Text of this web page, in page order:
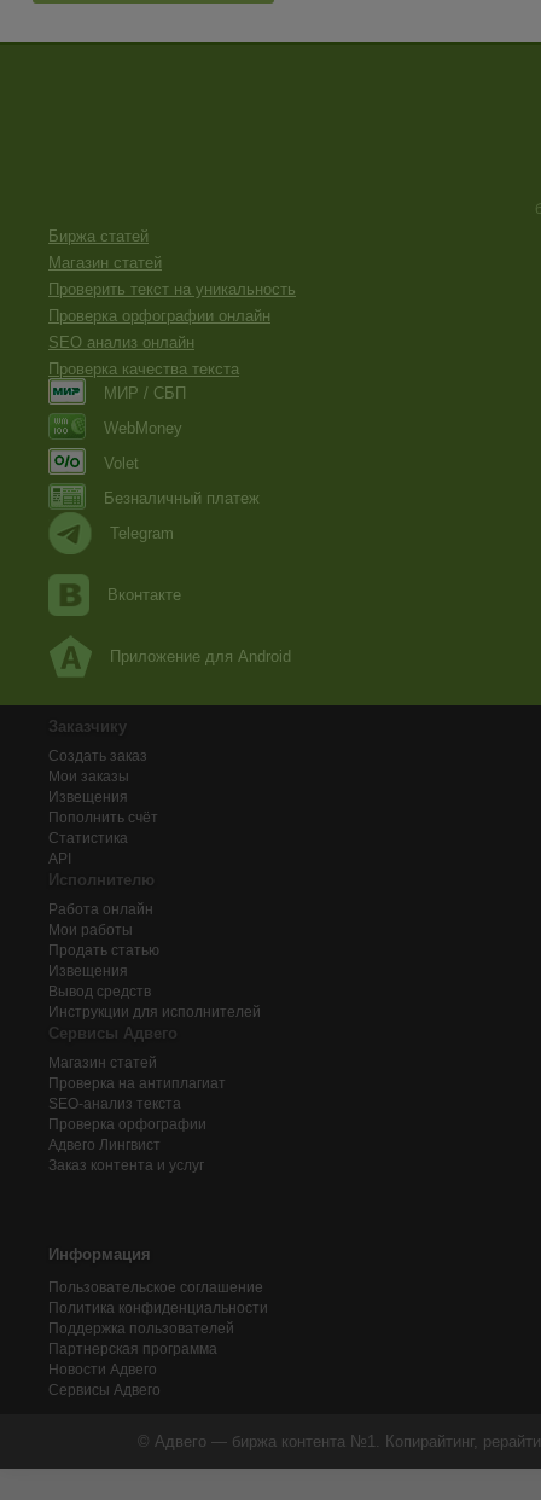
Биржа статей
Магазин статей
Проверить текст на уникальность
Проверка орфографии онлайн
SEO анализ онлайн
Проверка качества текста
МИР / СБП
WebMoney
Volet
Безналичный платеж
Telegram
Вконтакте
Приложение для Android
Заказчику
Создать заказ
Мои заказы
Извещения
Пополнить счёт
Статистика
API
Исполнителю
Работа онлайн
Мои работы
Продать статью
Извещения
Вывод средств
Инструкции для исполнителей
Сервисы Адвего
Магазин статей
Проверка на антиплагиат
SEO-анализ текста
Проверка орфографии
Адвего Лингвист
Заказ контента и услуг
Информация
Пользовательское соглашение
Политика конфиденциальности
Поддержка пользователей
Партнерская программа
Новости Адвего
Сервисы Адвего
© Адвего — биржа контента №1. Копирайтинг,